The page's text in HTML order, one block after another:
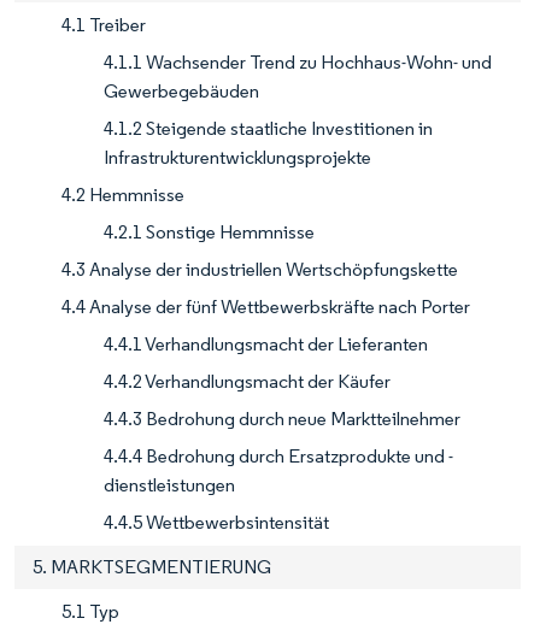
4.1 Treiber
4.1.1 Wachsender Trend zu Hochhaus-Wohn- und
Gewerbegebäuden
4.1.2 Steigende staatliche Investitionen in
Infrastrukturentwicklungsprojekte
4.2 Hemmnisse
4.2.1 Sonstige Hemmnisse
4.3 Analyse der industriellen Wertschöpfungskette
4.4 Analyse der fünf Wettbewerbskräfte nach Porter
4.4.1 Verhandlungsmacht der Lieferanten
4.4.2 Verhandlungsmacht der Käufer
4.4.3 Bedrohung durch neue Marktteilnehmer
4.4.4 Bedrohung durch Ersatzprodukte und -
dienstleistungen
4.4.5 Wettbewerbsintensität
5. MARKTSEGMENTIERUNG
5.1 Typ